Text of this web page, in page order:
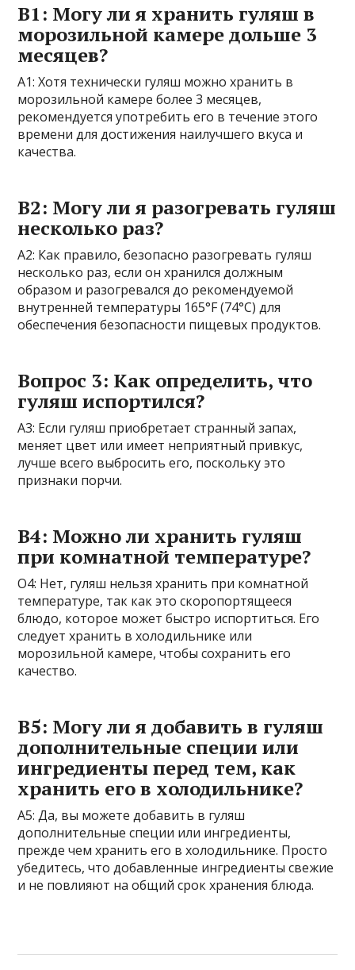
В1: Могу ли я хранить гуляш в
морозильной камере дольше 3
месяцев?
A1: Хотя технически гуляш можно хранить в
морозильной камере более 3 месяцев,
рекомендуется употребить его в течение этого
времени для достижения наилучшего вкуса и
качества.
В2: Могу ли я разогревать гуляш
несколько раз?
A2: Как правило, безопасно разогревать гуляш
несколько раз, если он хранился должным
образом и разогревался до рекомендуемой
внутренней температуры 165°F (74°C) для
обеспечения безопасности пищевых продуктов.
Вопрос 3: Как определить, что
гуляш испортился?
A3: Если гуляш приобретает странный запах,
меняет цвет или имеет неприятный привкус,
лучше всего выбросить его, поскольку это
признаки порчи.
В4: Можно ли хранить гуляш
при комнатной температуре?
О4: Нет, гуляш нельзя хранить при комнатной
температуре, так как это скоропортящееся
блюдо, которое может быстро испортиться. Его
следует хранить в холодильнике или
морозильной камере, чтобы сохранить его
качество.
В5: Могу ли я добавить в гуляш
дополнительные специи или
ингредиенты перед тем, как
хранить его в холодильнике?
A5: Да, вы можете добавить в гуляш
дополнительные специи или ингредиенты,
прежде чем хранить его в холодильнике. Просто
убедитесь, что добавленные ингредиенты свежие
и не повлияют на общий срок хранения блюда.